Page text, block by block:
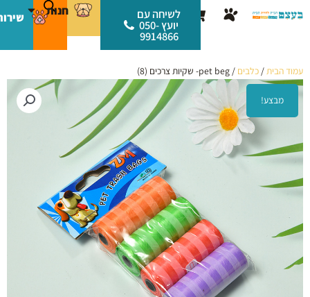
לתוכן
עגלת
קניות
לשיחה עם
יועץ 050-
9914866
חנות
עמוד הבית/ כלבים / pet beg- שקיות צרכים (8)
מבצע!